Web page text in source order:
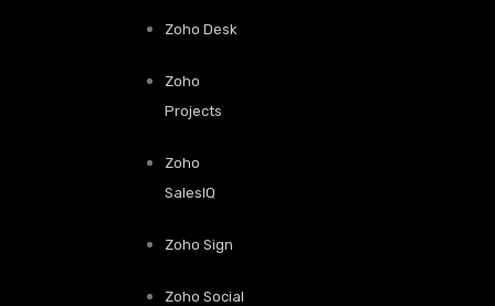
Zoho Desk
Zoho
Projects
Zoho
SalesIQ
Zoho Sign
Zoho Social